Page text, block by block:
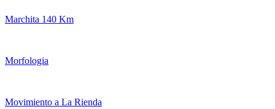
Marchita 140 Km
Morfologia
Movimiento a La Rienda